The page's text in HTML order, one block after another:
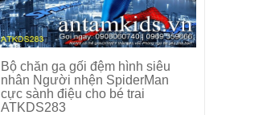
Chọn sản phẩm
Bộ chăn ga gối đệm hình siêu
nhân Người nhện SpiderMan
cực sành điệu cho bé trai
ATKDS283